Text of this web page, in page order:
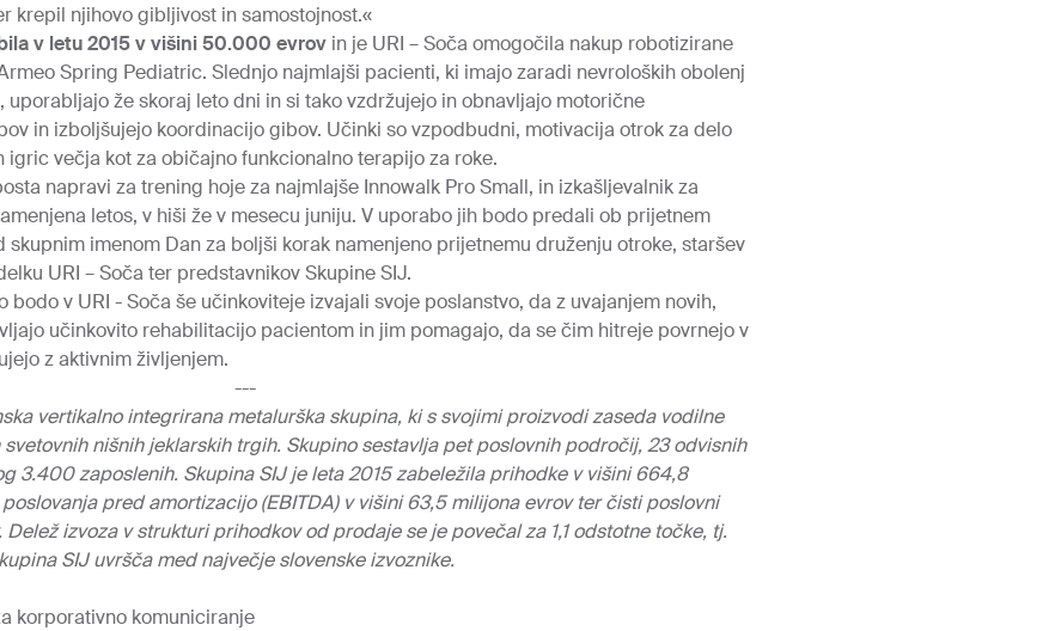
krepil njihovo gibljivost in samostojnost.«
v letu 2015 v višini 50.000 evrovin je URI – Soča omogočila nakup robotizirane
Spring Pediatric. Slednjo najmlajši pacienti, ki imajo zaradi nevroloških obolenj
uporabljajo že skoraj leto dni in si tako vzdržujejo in obnavljajo motorične
in izboljšujejo koordinacijo gibov. Učinki so vzpodbudni, motivacija otrok za delo
večja kot za običajno funkcionalno terapijo za roke.
napravi za trening hoje za najmlajše Innowalk Pro Small, in izkašljevalnik za
letos, v hiši že v mesecu juniju. V uporabo jih bodo predali ob prijetnem
imenom Dan za boljši korak namenjeno prijetnemu druženju otroke, staršev
URI – Soča ter predstavnikov Skupine SIJ.
v URI - Soča še učinkoviteje izvajali svoje poslanstvo, da z uvajanjem novih,
učinkovito rehabilitacijo pacientom in jim pomagajo, da se čim hitreje povrnejo v
z aktivnim življenjem.
---
vertikalno integrirana metalurška skupina, ki s svojimi proizvodi zaseda vodilne
nišnih jeklarskih trgih. Skupino sestavlja pet poslovnih področij, 23 odvisnih
3.400 zaposlenih. Skupina SIJ je leta 2015 zabeležila prihodke v višini 664,8
pred amortizacijo (EBITDA) v višini 63,5 milijona evrov ter čisti poslovni
Delež izvoza v strukturi prihodkov od prodaje se je povečal za 1,1 odstotne točke, tj.
SIJ uvršča med največje slovenske izvoznike.
korporativno komuniciranje